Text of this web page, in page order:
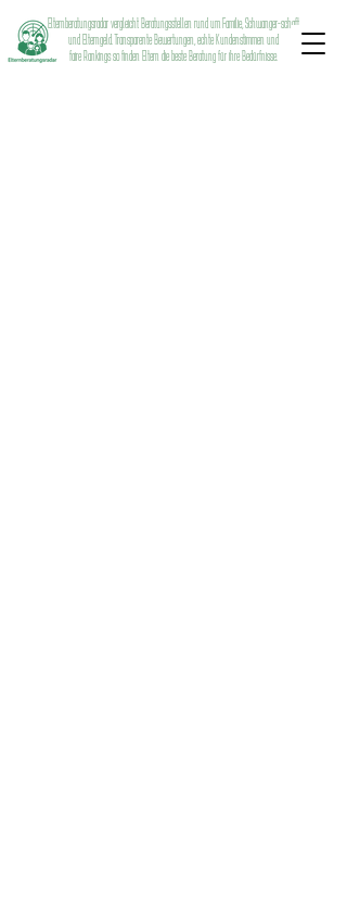
Elternberatungsradar vergleicht Beratungsstellen rund um Familie, Schwanger-schaft
und Elterngeld. Transparente Bewertungen, echte Kundenstimmen und
faire Rankings so finden Eltern die beste Beratung für ihre Bedürfnisse.